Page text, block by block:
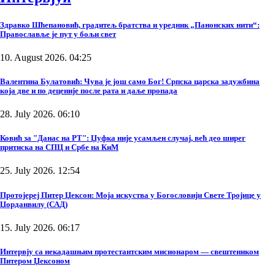
Здравко Шћепановић, градитељ братства и уредник „Панонских нити“:
Православље је пут у бољи свет
10. August 2026. 04:25
Валентина Булатовић: Чува је још само Бог! Српска царска задужбина
која две и по деценије после рата и даље пропада
28. July 2026. 06:10
Ковић за "Данас на РТ": Џуфка није усамљен случај, већ део ширег
притиска на СПЦ и Србе на КиМ
25. July 2026. 12:54
Протојереј Питер Џексон: Моја искуства у Богословији Свете Тројице у
Џорданвилу (САД)
15. July 2026. 06:17
Интервју са некадашњим протестантским мисионаром — свештеником
Питером Џексоном